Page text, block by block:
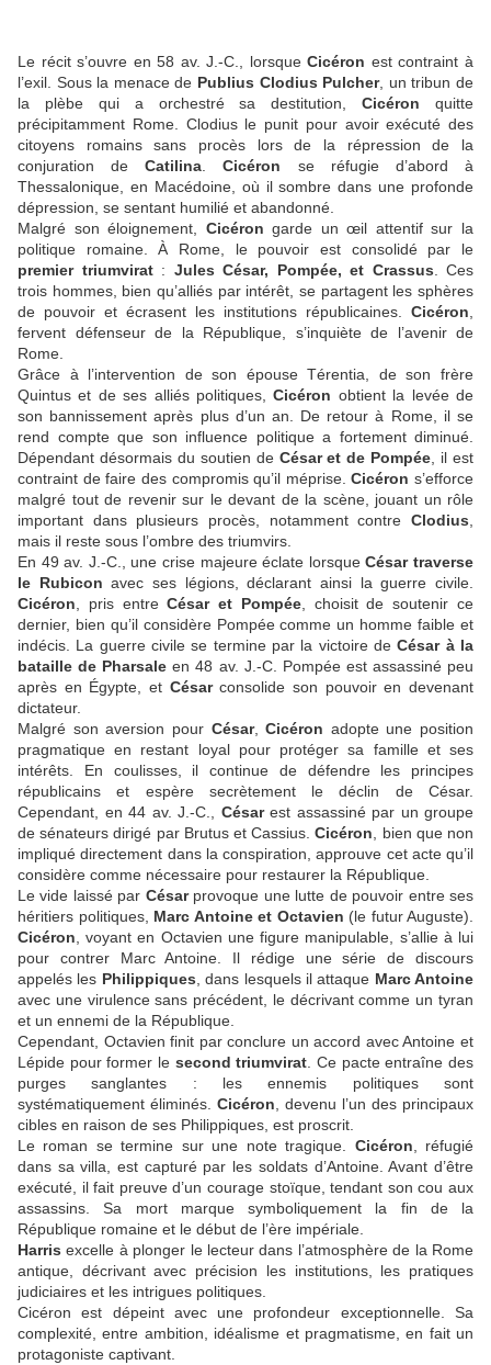
Le récit s’ouvre en 58 av. J.-C., lorsqueCicéron est contraint à
l’exil. Sous la menace de Publius Clodius Pulcher, un tribun de
la plèbe qui a orchestré sa destitution,Cicéron quitte
précipitamment Rome. Clodius le punit pour avoir exécuté des
citoyens romains sans procès lors de la répression de la
conjuration deCatilina .Cicéron se réfugie d’abord à
Thessalonique, en Macédoine, où il sombre dans une profonde
dépression, se sentant humilié et abandonné.
Malgré son éloignement, Cicéron garde un œil attentif sur la
politique romaine. À Rome, le pouvoir est consolidé par le
premier triumvirat: Jules César, Pompée, et Crassus . Ces
trois hommes, bien qu’alliés par intérêt, se partagent les sphères
de pouvoir et écrasent les institutions républicaines. Cicéron
fervent défenseur de la République, s’inquiète de l’avenir de
Rome.
Grâce à l’intervention de son épouse Térentia, de son frère
Quintus et de ses alliés politiques,Cicéron obtient la levée de
son bannissement après plus d’un an. De retour à Rome, il se
rend compte que son influence politique a fortement diminué.
Dépendant désormais du soutien de César et de Pompée , il est
contraint de faire des compromis qu’il méprise. Cicéron s’efforce
malgré tout de revenir sur le devant de la scène, jouant un rôle
important dans plusieurs procès, notamment contre Clodius
mais il reste sous l’ombre des triumvirs.
En 49 av. J.-C., une crise majeure éclate lorsqueCésar traverse
le Rubicon avec ses légions, déclarant ainsi la guerre civile.
Cicéron , pris entreCésar et Pompée, choisit de soutenir ce
dernier, bien qu’il considère Pompée comme un homme faible et
indécis. La guerre civile se termine par la victoire deCésar à la
bataille de Pharsale en 48 av. J.-C. Pompée est assassiné peu
après en Égypte, et Césarconsolide son pouvoir en devenant
dictateur.
Malgré son aversion pour César,Cicéron adopte une position
pragmatique en restant loyal pour protéger sa famille et ses
intérêts. En coulisses, il continue de défendre les principes
républicains et espère secrètement le déclin de César.
Cependant, en 44 av. J.-C.,
Césarest assassiné par un groupe
de sénateurs dirigé par Brutus et Cassius.Cicéron , bien que non
impliqué directement dans la conspiration, approuve cet acte qu’il
considère comme nécessaire pour restaurer la République.
Le vide laissé par Césarprovoque une lutte de pouvoir entre ses
héritiers politiques, Marc Antoine et Octavien (le futur Auguste).
Cicéron , voyant en Octavien une figure manipulable, s’allie à lui
pour contrer Marc Antoine. Il rédige une série de discours
appelés les Philippiques , dans lesquels il attaque Marc Antoine
avec une virulence sans précédent, le décrivant comme un tyran
et un ennemi de la République.
Cependant, Octavien finit par conclure un accord avec Antoine et
Lépide pour former le second triumvirat . Ce pacte entraîne des
purges sanglantes : les ennemis politiques sont
systématiquement éliminés. Cicéron , devenu l’un des principaux
cibles en raison de ses Philippiques, est proscrit.
Le roman se termine sur une note tragique. Cicéron , réfugié
dans sa villa, est capturé par les soldats d’Antoine. Avant d’être
exécuté, il fait preuve d’un courage stoïque, tendant son cou aux
assassins. Sa mort marque symboliquement la fin de la
République romaine et le début de l’ère impériale.
Harris excelle à plonger le lecteur dans l’atmosphère de la Rome
antique, décrivant avec précision les institutions, les pratiques
judiciaires et les intrigues politiques.
Cicéron est dépeint avec une profondeur exceptionnelle. Sa
complexité, entre ambition, idéalisme et pragmatisme, en fait un
protagoniste captivant.